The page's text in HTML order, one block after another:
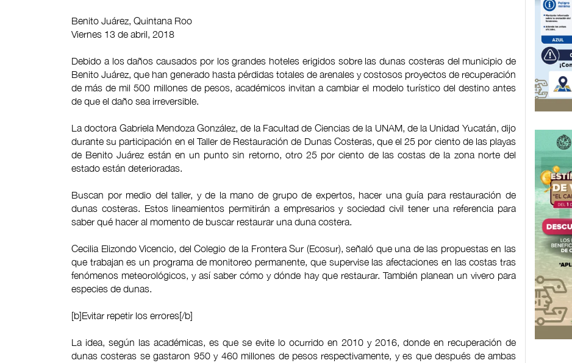
Benito Juárez, Quintana Roo
Viernes 13 de abril, 2018
Debido a los daños causados por los grandes hoteles erigidos sobre las dunas costeras del municipio de
Benito Juárez, que han generado hasta pérdidas totales de arenales y costosos proyectos de recuperación
de más de mil 500 millones de pesos, académicos invitan a cambiar el modelo turístico del destino antes
de que el daño sea irreversible.
La doctora Gabriela Mendoza González, de la Facultad de Ciencias de la UNAM, de la Unidad Yucatán, dijo
durante su participación en el Taller de Restauración de Dunas Costeras, que el 25 por ciento de las playas
de Benito Juárez están en un punto sin retorno, otro 25 por ciento de las costas de la zona norte del
estado están deterioradas.
Buscan por medio del taller, y de la mano de grupo de expertos, hacer una guía para restauración de
dunas costeras. Estos lineamientos permitirán a empresarios y sociedad civil tener una referencia para
saber qué hacer al momento de buscar restaurar una duna costera.
Cecilia Elizondo Vicencio, del Colegio de la Frontera Sur (Ecosur), señaló que una de las propuestas en las
que trabajan es un programa de monitoreo permanente, que supervise las afectaciones en las costas tras
fenómenos meteorológicos, y así saber cómo y dónde hay que restaurar. También planean un vivero para
especies de dunas.
[b]Evitar repetir los errores[/b]
La idea, según las académicas, es que se evite lo ocurrido en 2010 y 2016, donde en recuperación de
dunas costeras se gastaron 950 y 460 millones de pesos respectivamente, y es que después de ambas